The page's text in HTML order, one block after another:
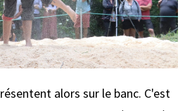
alors sur le banc. C'est